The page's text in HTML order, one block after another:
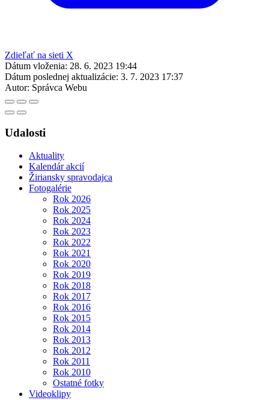
Zdieľať na sieti X
Dátum vloženia: 28. 6. 2023 19:44
Dátum poslednej aktualizácie: 3. 7. 2023 17:37
Autor: Správca Webu
Udalosti
Aktuality
Kalendár akcií
Žiriansky spravodajca
Fotogalérie
Rok 2026
Rok 2025
Rok 2024
Rok 2023
Rok 2022
Rok 2021
Rok 2020
Rok 2019
Rok 2018
Rok 2017
Rok 2016
Rok 2015
Rok 2014
Rok 2013
Rok 2012
Rok 2011
Rok 2010
Ostatné fotky
Videoklipy